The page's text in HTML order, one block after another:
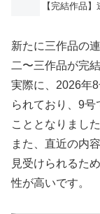
【完結作品
新たに三作品の
二〜三作品が完
実際に、2026年
られており、9号
こととなりました
また、直近の内
見受けられるた
性が高いです。